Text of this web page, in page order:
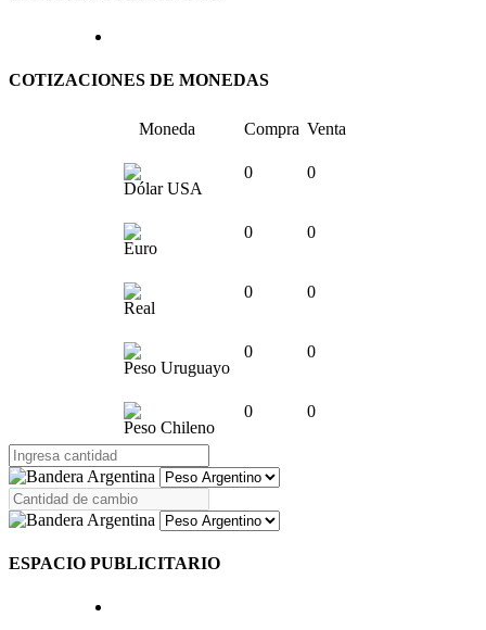
COTIZACIONES DE MONEDAS
Moneda Compra Venta
Dólar USA
0 0
Euro
0 0
Real
0 0
Peso Uruguayo
0 0
Peso Chileno
0 0
ESPACIO PUBLICITARIO